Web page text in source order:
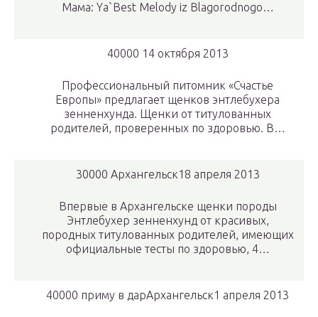
Мама: Ya`Best Melody iz Blagorodnogo…
40000 14 октября 2013
Профессиональный питомник «Счастье
Европы» предлагает щенков энтлебухера
зенненхунда. Щенки от титулованных
родителей, проверенных по здоровью. В…
30000 Архангельск18 апреля 2013
Впервые в Архангельске щенки породы
Энтлебухер зенненхунд от красивых,
породных титулованных родителей, имеющих
официальные тесты по здоровью, 4…
40000 приму в дарАрхангельск1 апреля 2013